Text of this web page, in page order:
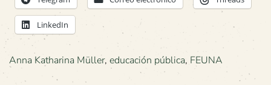
LinkedIn
Anna Katharina Müller, educación pública, FEUNA